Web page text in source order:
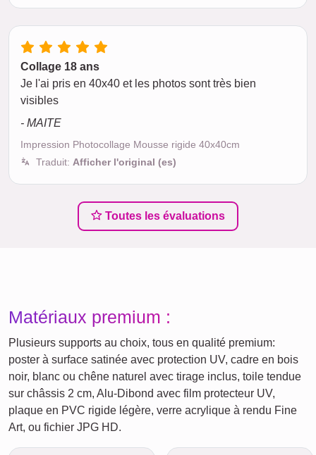
Collage 18 ans
Je l'ai pris en 40x40 et les photos sont très bien
visibles
- MAITE
Impression Photocollage Mousse rigide 40x40cm
Traduit: Afficher l'original (es)
Toutes les évaluations
Matériaux premium :
Plusieurs supports au choix, tous en qualité premium:
poster à surface satinée avec protection UV, cadre en bois
noir, blanc ou chêne naturel avec tirage inclus, toile tendue
sur châssis 2 cm, Alu-Dibond avec film protecteur UV,
plaque en PVC rigide légère, verre acrylique à rendu Fine
Art, ou fichier JPG HD.